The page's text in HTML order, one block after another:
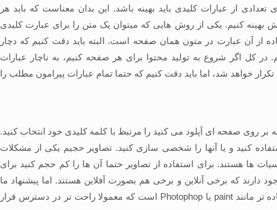
از عبارات کلیدی باید بهینه باشد. این بدان معناست که باید هر
بهینه کنیم. یکی از روش هایی که میتوان یک متن را برای عبارت کلیدی
از آن عبارت در متون همان صفحه است. البته باید دقت کنیم که دچار
در کل اگر شروع به تولید محتوا برای هر صفحه کنیم، به ناچار عبارات
خواهد شد، اما باید دقت کنیم که حتما تمام عبارات پیرامون مطلب را
بر روی صفحه ای آپلود می کنید را مرتبط با کلمه کلیدی خود انتخاب کنید.
کنید و یا آنها را شخصی سازی کنید. تصاویر حجیم یکی از مشکلات
ها هستند. برای استفاده از تصاویر حتما آن ها را کم حجم کنید برای
دارند که برخی آنلاین و برخی هم بصورت آفلاین هستند. اما پیشنهاد ما
استفاده از ابزارهای ساده تر مانند paint یا Photophop است که معمولا راحت تر در دسترس قرار